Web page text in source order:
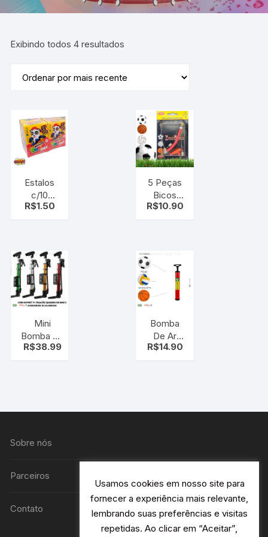
Exibindo todos 4 resultados
Estalos
c/10
unidades
R$1.50
5 Peças
Bicos
Bomba
Infláveis
Geral
R$10.90
Mini
Bomba De
Ar ideal
com
acessórios
de
R$38.99
Bomba
De Ar
Para
Basquete
R$14.90
Sobre nós
Parceiros
Contato
Usamos cookies em nosso site para
fornecer a experiência mais relevante,
lembrando suas preferências e visitas
repetidas. Ao clicar em “Aceitar”,